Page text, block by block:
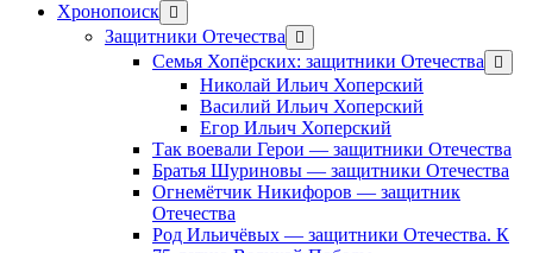
Хронопоиск открыть
меню
Защитники Отечества
открыть
меню
Семья Хопёрских: защитники Отечества
меню
Николай Ильич Хоперский
Василий Ильич Хоперский
Егор Ильич Хоперский
Так воевали Герои — защитники Отечества
Братья Шуриновы — защитники Отечества
Огнемётчик Никифоров — защитник
Отечества
Род Ильичёвых — защитники Отечества. К